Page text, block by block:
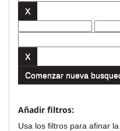
Comenzar nueva
Añadir filtros:
Usa los filtros para afinar la